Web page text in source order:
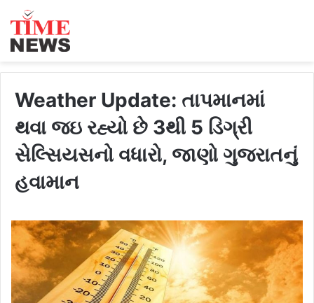
Weather Update: તાપમાનમાં
થવા જઇ રહ્યો છે 3થી 5 ડિગ્રી
સેલ્સિયસનો વધારો, જાણો ગુજરાતનું
હવામાન